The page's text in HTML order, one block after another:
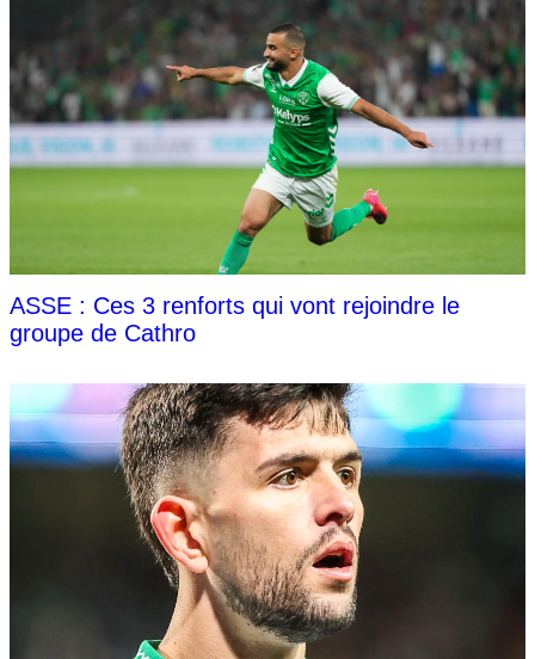
ASSE : Ces 3 renforts qui vont rejoindre le
groupe de Cathro